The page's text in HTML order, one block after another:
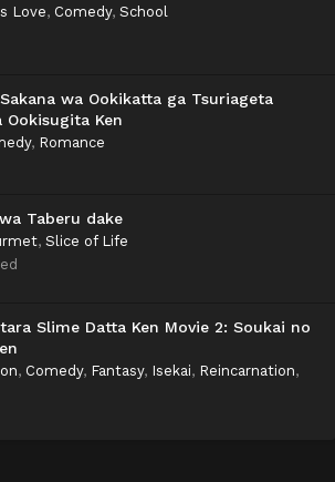
Love, Comedy, School
wa Ookikatta ga Tsuriageta
Ookisugita Ken
, Romance
Taberu dake
, Slice of Life
Slime Datta Ken Movie 2: Soukai no
, Comedy, Fantasy, Isekai, Reincarnation,